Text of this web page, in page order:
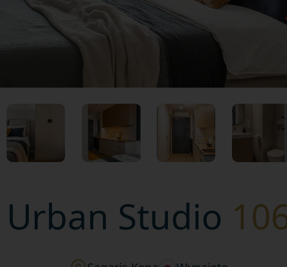
Urban Studio